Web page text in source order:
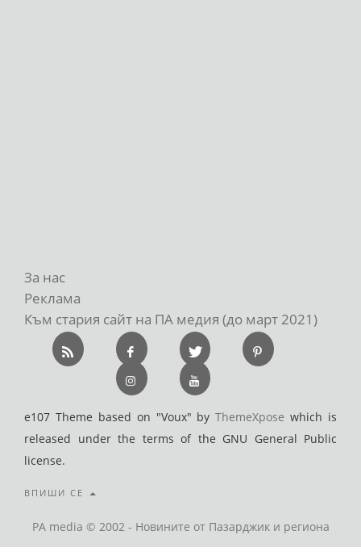
За нас
Реклама
Към стария сайт на ПА медия (до март 2021)
e107 Theme based on "Voux" byThemeXpose which is
released under the terms of the GNU General Public
license.
ВПИШИ СЕ
PA media © 2002 - Новините от Пазарджик и региона